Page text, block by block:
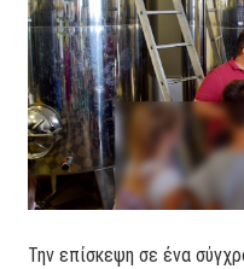
Την επίσκεψη σε ένα